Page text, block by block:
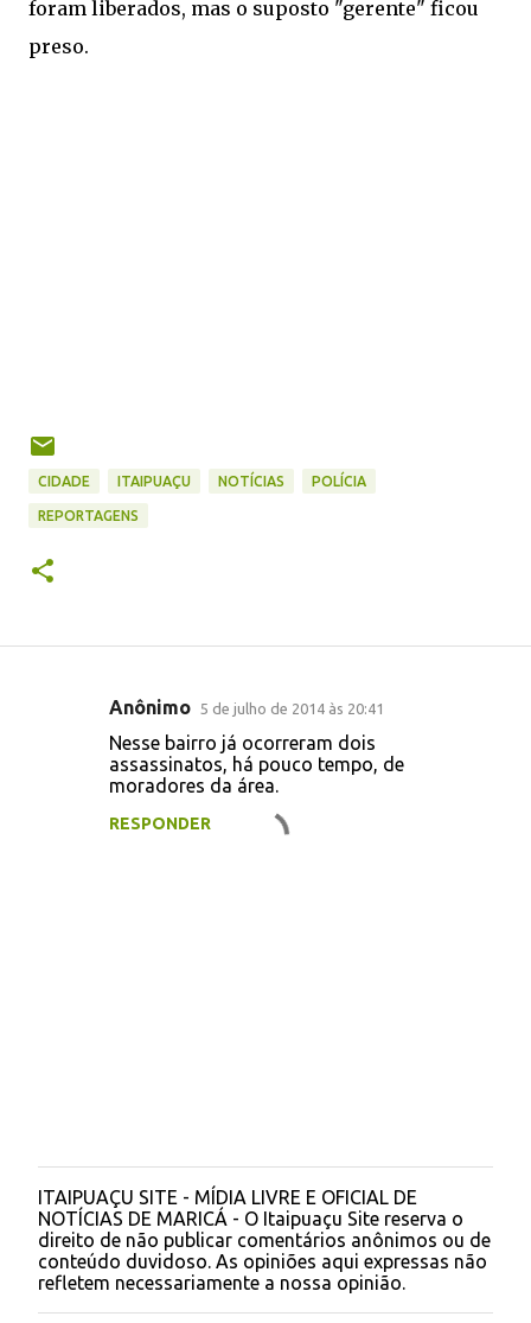
foram liberados, mas o suposto "gerente" ficou
preso.
CIDADE ITAIPUAÇU NOTÍCIAS POLÍCIA
REPORTAGENS
Anônimo 5 de julho de 2014 às 20:41
Nesse bairro já ocorreram dois
assassinatos, há pouco tempo, de
moradores da área.
RESPONDER
P
o
s
t
a
r
ITAIPUAÇU SITE - MÍDIA LIVRE E OFICIAL DE
NOTÍCIAS DE MARICÁ - O Itaipuaçu Site reserva o
direito de não publicar comentários anônimos ou de
conteúdo duvidoso. As opiniões aqui expressas não
refletem necessariamente a nossa opinião.